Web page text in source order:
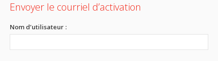
Envoyer le courriel d’activation
Nom d’utilisateur :